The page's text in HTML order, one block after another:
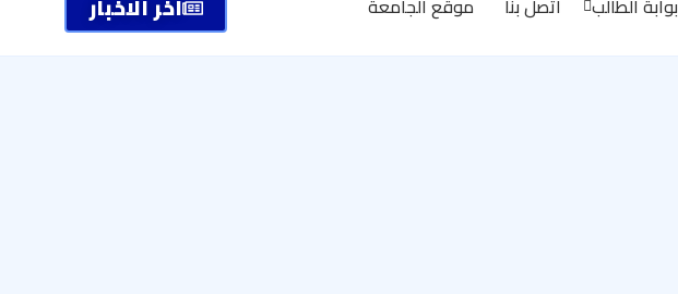
بوابة الطالب اتصل بنا موقع الجامعة